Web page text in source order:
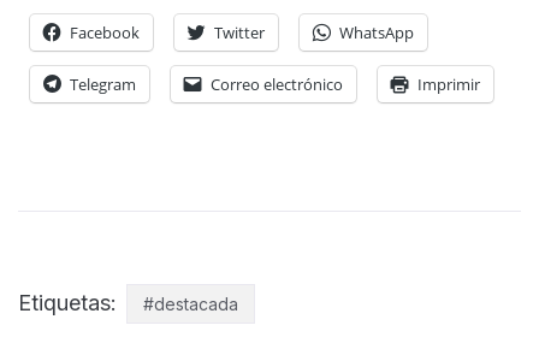
Facebook Twitter WhatsApp
Telegram Correo electrónico Imprimir
Etiquetas: #destacada